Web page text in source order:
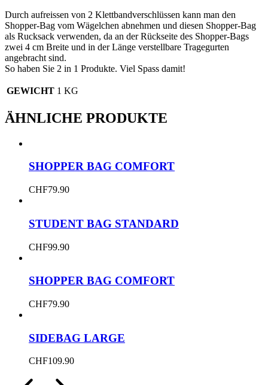
Durch aufreissen von 2 Klettbandverschlüssen kann man den
Shopper-Bag vom Wägelchen abnehmen und diesen Shopper-Bag
als Rucksack verwenden, da an der Rückseite des Shopper-Bags
zwei 4 cm Breite und in der Länge verstellbare Tragegurten
angebracht sind.
So haben Sie 2 in 1 Produkte. Viel Spass damit!
GEWICHT 1 KG
ÄHNLICHE PRODUKTE
SHOPPER BAG COMFORT
CHF79.90
STUDENT BAG STANDARD
CHF99.90
SHOPPER BAG COMFORT
CHF79.90
SIDEBAG LARGE
CHF109.90